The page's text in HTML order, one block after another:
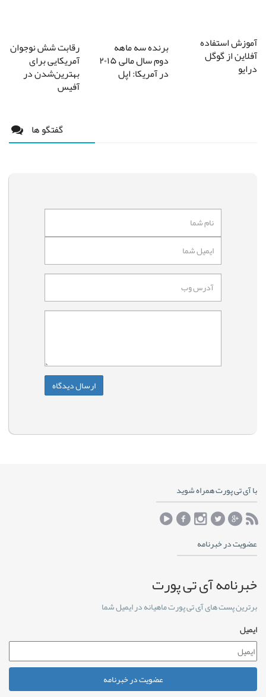
آموزش استفاده
آفلاین از گوگل
درایو
برنده سه ماهه
دوم سال مالی ۲۰۱۵
در آمریکا: اپل
رقابت شش نوجوان
آمریکایی برای
بهترین‌شدن در
آفیس
گفتگو ها
با آی تی پورت همراه شوید
عضویت در خبرنامه
خبرنامه آی تی پورت
برترین پست های آی تی پورت ماهیانه در ایمیل شما
ایمیل
عضویت در خبرنامه